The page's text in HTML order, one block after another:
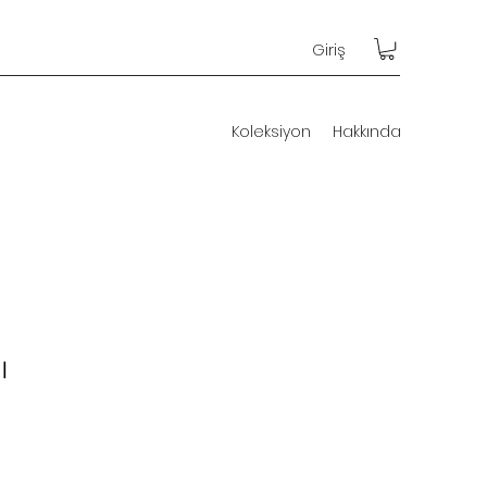
Giriş
Koleksiyon Hakkında